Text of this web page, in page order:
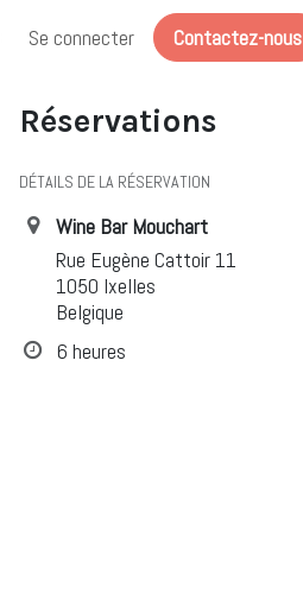
Se connecter Contactez-nous
Réservations
DÉTAILS DE LA RÉSERVATION
Wine Bar Mouchart
Rue Eugène Cattoir 11
1050 Ixelles
Belgique
6 heures